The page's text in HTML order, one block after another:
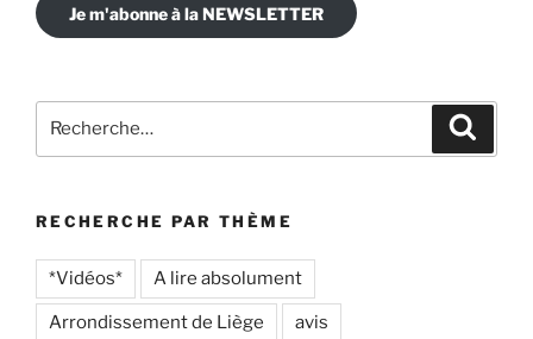
Je m'abonne à la NEWSLETTER
pour
RECHERCHE PAR THÈME
*Vidéos* A lire absolument
Arrondissement de Liège avis